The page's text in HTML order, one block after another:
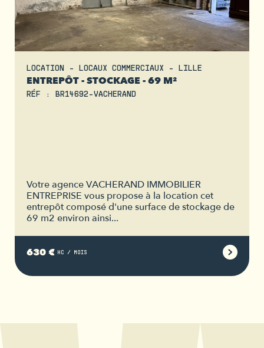
LOCATION - LOCAUX COMMERCIAUX - LILLE
ENTREPÔT - STOCKAGE - 69 M²
RÉF : BR14692-VACHERAND
Votre agence VACHERAND IMMOBILIER
ENTREPRISE vous propose à la location cet
entrepôt composé d'une surface de stockage de
69 m2 environ ainsi...
630 € HC / MOIS